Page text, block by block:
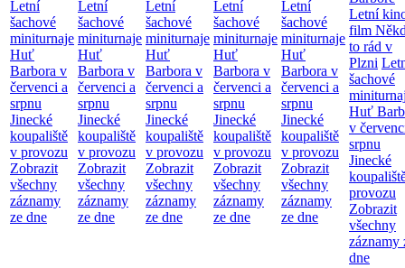
Letní
šachové
miniturnaje
Huť
Barbora v
červenci a
srpnu
Jinecké
koupaliště
v provozu
Zobrazit
všechny
záznamy
ze dne
Letní
šachové
miniturnaje
Huť
Barbora v
červenci a
srpnu
Jinecké
koupaliště
v provozu
Zobrazit
všechny
záznamy
ze dne
Letní
šachové
miniturnaje
Huť
Barbora v
červenci a
srpnu
Jinecké
koupaliště
v provozu
Zobrazit
všechny
záznamy
ze dne
Letní
šachové
miniturnaje
Huť
Barbora v
červenci a
srpnu
Jinecké
koupaliště
v provozu
Zobrazit
všechny
záznamy
ze dne
Letní
šachové
miniturnaje
Huť
Barbora v
červenci a
srpnu
Jinecké
koupaliště
v provozu
Zobrazit
všechny
záznamy
ze dne
Letní
film
to rád v
Plzni
šachové
Huť
v
srpnu
Jinecké
provozu
Zobrazit
všechny
záznamy
dne